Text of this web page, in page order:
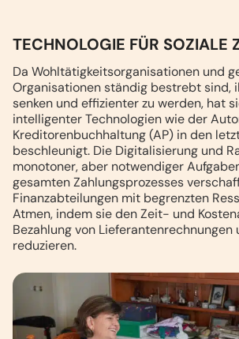
TECHNOLOGIE FÜR SOZIALE
Da Wohltätigkeitsorganisationen und
Organisationen ständig bestrebt sind,
senken und effizienter zu werden, hat
intelligenter Technologien wie der
Kreditorenbuchhaltung (AP) in den
beschleunigt. Die Digitalisierung und
monotoner, aber notwendiger
gesamten Zahlungsprozesses
Finanzabteilungen mit begrenzten
Atmen, indem sie den Zeit- und
Bezahlung von Lieferantenrechnungen
reduzieren.